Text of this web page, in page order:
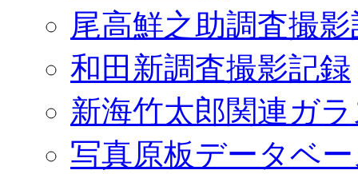
尾高鮮之助調査撮
和田新調査撮影記録
新海竹太郎関連ガ
写真原板データベ